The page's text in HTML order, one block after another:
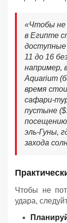
«Чтобы не
в Египте
11 до 16
например,
Aquarium
время
сафари-
пустыне
посещению
эль-Гуны,
захода
Чтобы не
удара,